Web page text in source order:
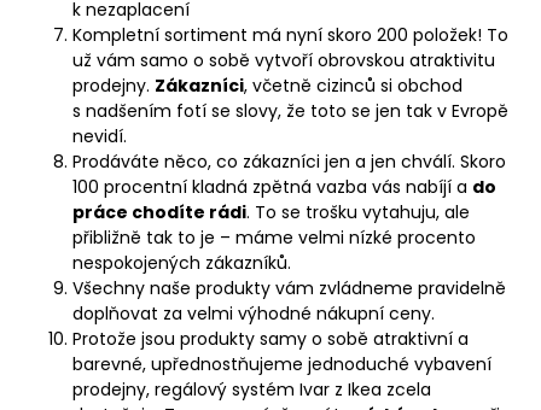
k nezaplacení
Kompletní sortiment má nyní skoro 200 položek! To
už vám samo o sobě vytvoří obrovskou atraktivitu
prodejny. Zákazníci, včetně cizinců si obchod
s nadšením fotí se slovy, že toto se jen tak v Evropě
nevidí.
Prodáváte něco, co zákazníci jen a jen chválí. Skoro
100 procentní kladná zpětná vazba vás nabíjí a do
práce chodíte rádi. To se trošku vytahuju, ale
přibližně tak to je – máme velmi nízké procento
nespokojených zákazníků.
Všechny naše produkty vám zvládneme pravidelně
doplňovat za velmi výhodné nákupní ceny.
Protože jsou produkty samy o sobě atraktivní a
barevné, upřednostňujeme jednoduché vybavení
prodejny, regálový systém Ivar z Ikea zcela